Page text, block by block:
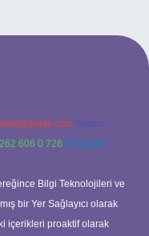
Teams:
606 0 726 Telegram:
Bilgi Teknolojileri ve
bir Yer Sağlayıcı olarak
içerikleri proaktif olarak